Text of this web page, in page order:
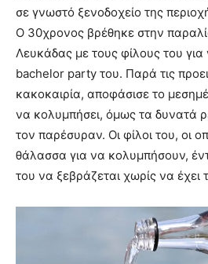
σε γνωστό ξενοδοχείο της
Ο 30χρονος βρέθηκε στην
Λευκάδας με τους φίλους του για
bachelor party του. Παρά τις
κακοκαιρία, αποφάσισε το
να κολυμπήσει, όμως τα δυνατά
τον παρέσυραν. Οι φίλοι του, οι
θάλασσα για να κολυμπήσουν,
του να ξεβράζεται χωρίς να έχει